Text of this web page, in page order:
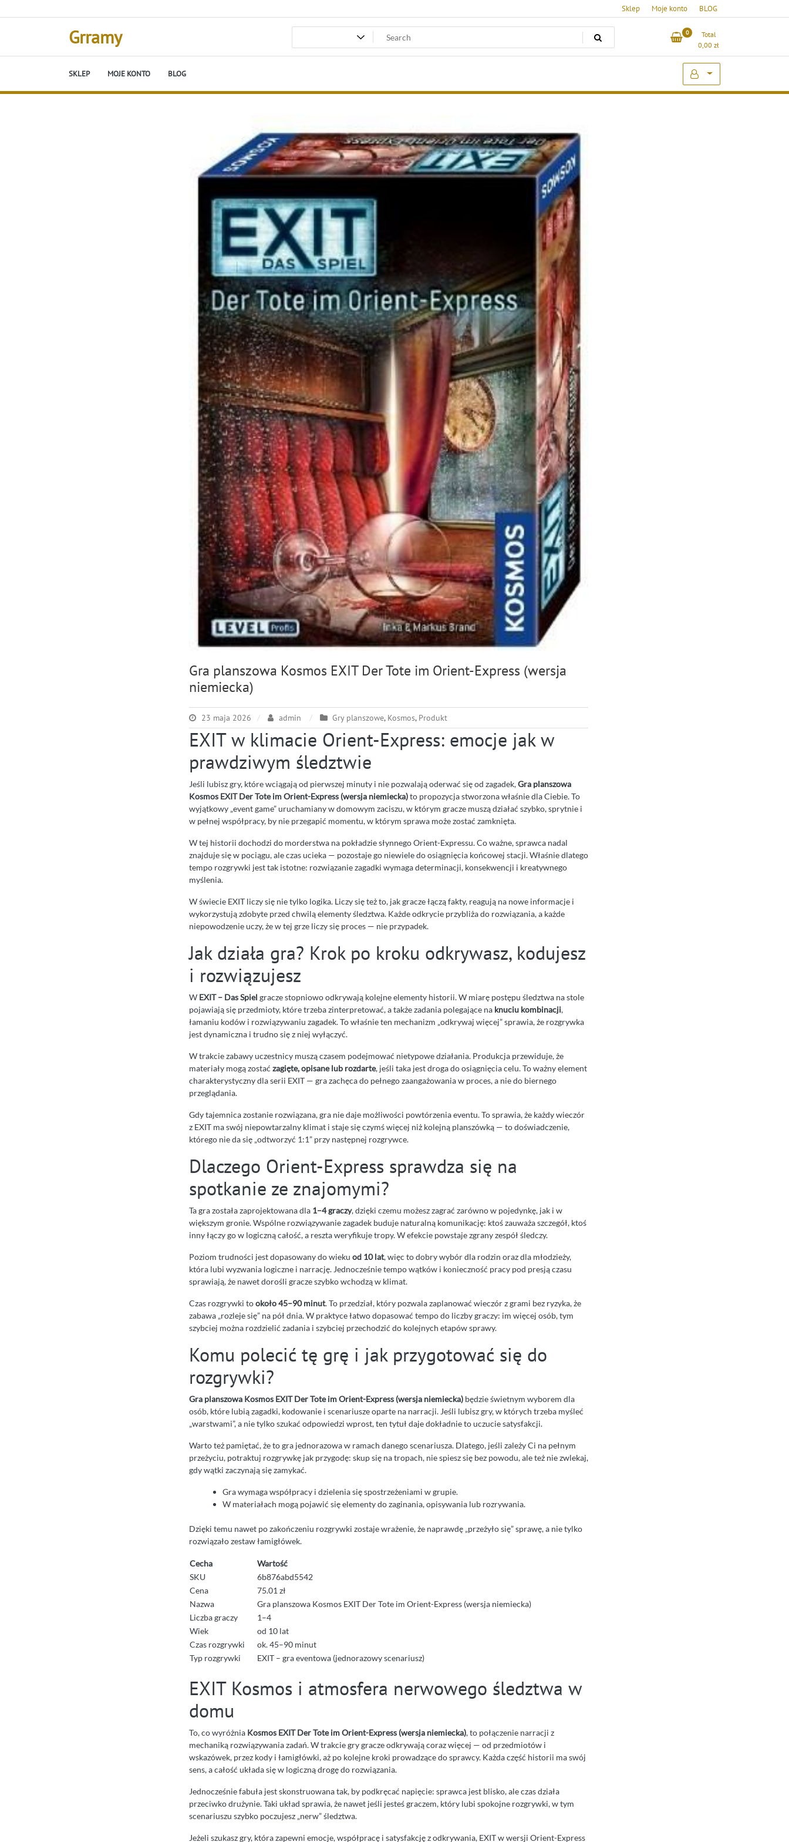
to
Sklep Moje konto BLOG
Grramy 0
Total
0,00 zł
SKLEP MOJE KONTO BLOG
Gra planszowa Kosmos EXIT Der Tote im Orient-Express (wersja
niemiecka)
23 maja 2026 admin Gry planszowe, Kosmos, Produkt
EXIT w klimacie Orient-Express: emocje jak w
prawdziwym śledztwie
Jeśli lubisz gry, które wciągają od pierwszej minuty i nie pozwalają oderwać się od zagadek,Gra planszowa
Kosmos EXIT Der Tote im Orient-Express (wersja niemiecka)to propozycja stworzona właśnie dla Ciebie. To
wyjątkowy „event game” uruchamiany w domowym zaciszu, w którym gracze muszą działać szybko, sprytnie i
w pełnej współpracy, by nie przegapić momentu, w którym sprawa może zostać zamknięta.
W tej historii dochodzi do morderstwa na pokładzie słynnego Orient-Expressu. Co ważne, sprawca nadal
znajduje się w pociągu, ale czas ucieka — pozostaje go niewiele do osiągnięcia końcowej stacji. Właśnie dlatego
tempo rozgrywki jest tak istotne: rozwiązanie zagadki wymaga determinacji, konsekwencji i kreatywnego
myślenia.
W świecie EXIT liczy się nie tylko logika. Liczy się też to, jak gracze łączą fakty, reagują na nowe informacje i
wykorzystują zdobyte przed chwilą elementy śledztwa. Każde odkrycie przybliża do rozwiązania, a każde
niepowodzenie uczy, że w tej grze liczy się proces — nie przypadek.
Jak działa gra? Krok po kroku odkrywasz, kodujesz
i rozwiązujesz
W EXIT – Das Spiel gracze stopniowo odkrywają kolejne elementy historii. W miarę postępu śledztwa na stole
pojawiają się przedmioty, które trzeba zinterpretować, a także zadania polegające na knuciu kombinacji,
łamaniu kodów i rozwiązywaniu zagadek. To właśnie ten mechanizm „odkrywaj więcej” sprawia, że rozgrywka
jest dynamiczna i trudno się z niej wyłączyć.
W trakcie zabawy uczestnicy muszą czasem podejmować nietypowe działania. Produkcja przewiduje, że
materiały mogą zostać zagięte, opisane lub rozdarte, jeśli taka jest droga do osiągnięcia celu. To ważny element
charakterystyczny dla serii EXIT — gra zachęca do pełnego zaangażowania w proces, a nie do biernego
przeglądania.
Gdy tajemnica zostanie rozwiązana, gra nie daje możliwości powtórzenia eventu. To sprawia, że każdy wieczór
z EXIT ma swój niepowtarzalny klimat i staje się czymś więcej niż kolejną planszówką — to doświadczenie,
którego nie da się „odtworzyć 1:1” przy następnej rozgrywce.
Dlaczego Orient-Express sprawdza się na
spotkanie ze znajomymi?
Ta gra została zaprojektowana dla 1–4 graczy, dzięki czemu możesz zagrać zarówno w pojedynkę, jak i w
większym gronie. Wspólne rozwiązywanie zagadek buduje naturalną komunikację: ktoś zauważa szczegół, ktoś
inny łączy go w logiczną całość, a reszta weryfikuje tropy. W efekcie powstaje zgrany zespół śledczy.
Poziom trudności jest dopasowany do wieku od 10 lat, więc to dobry wybór dla rodzin oraz dla młodzieży,
która lubi wyzwania logiczne i narrację. Jednocześnie tempo wątków i konieczność pracy pod presją czasu
sprawiają, że nawet dorośli gracze szybko wchodzą w klimat.
Czas rozgrywki tookoło 45–90 minut. To przedział, który pozwala zaplanować wieczór z grami bez ryzyka, że
zabawa „rozleje się” na pół dnia. W praktyce łatwo dopasować tempo do liczby graczy: im więcej osób, tym
szybciej można rozdzielić zadania i szybciej przechodzić do kolejnych etapów sprawy.
Komu polecić tę grę i jak przygotować się do
rozgrywki?
Gra planszowa Kosmos EXIT Der Tote im Orient-Express (wersja niemiecka) będzie świetnym wyborem dla
osób, które lubią zagadki, kodowanie i scenariusze oparte na narracji. Jeśli lubisz gry, w których trzeba myśleć
„warstwami”, a nie tylko szukać odpowiedzi wprost, ten tytuł daje dokładnie to uczucie satysfakcji.
Warto też pamiętać, że to gra jednorazowa w ramach danego scenariusza. Dlatego, jeśli zależy Ci na pełnym
przeżyciu, potraktuj rozgrywkę jak przygodę: skup się na tropach, nie spiesz się bez powodu, ale też nie zwlekaj,
gdy wątki zaczynają się zamykać.
Gra wymaga współpracy i dzielenia się spostrzeżeniami w grupie.
W materiałach mogą pojawić się elementy do zaginania, opisywania lub rozrywania.
Dzięki temu nawet po zakończeniu rozgrywki zostaje wrażenie, że naprawdę „przeżyło się” sprawę, a nie tylko
rozwiązało zestaw łamigłówek.
Cecha
Wartość
SKU
6b876abd5542
Cena
75.01 zł
Nazwa
Gra planszowa Kosmos EXIT Der Tote im Orient-Express (wersja niemiecka)
Liczba graczy
1–4
Wiek
od 10 lat
Czas rozgrywki
ok. 45–90 minut
Typ rozgrywki
EXIT – gra eventowa (jednorazowy scenariusz)
EXIT Kosmos i atmosfera nerwowego śledztwa w
domu
To, co wyróżnia Kosmos EXIT Der Tote im Orient-Express (wersja niemiecka), to połączenie narracji z
mechaniką rozwiązywania zadań. W trakcie gry gracze odkrywają coraz więcej — od przedmiotów i
wskazówek, przez kody i łamigłówki, aż po kolejne kroki prowadzące do sprawcy. Każda część historii ma swój
sens, a całość układa się w logiczną drogę do rozwiązania.
Jednocześnie fabuła jest skonstruowana tak, by podkręcać napięcie: sprawca jest blisko, ale czas działa
przeciwko drużynie. Taki układ sprawia, że nawet jeśli jesteś graczem, który lubi spokojne rozgrywki, w tym
scenariuszu szybko poczujesz „nerw” śledztwa.
Jeżeli szukasz gry, która zapewni emocje, współpracę i satysfakcję z odkrywania, EXIT w wersji Orient-Express